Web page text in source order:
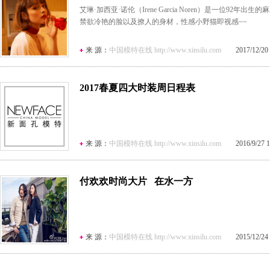
艾琳·加西亚·诺伦（Irene Garcia Noren）是一位92年出生
禁欲冷艳的脸以及撩人的身材，性感小野猫即视感~~
来 源： 中国模特在线 http://www.xinsilu.com 2017/12/20
2017春夏四大时装周日程表
来 源： 中国模特在线 http://www.xinsilu.com 2016/9/27
付欢欢时尚大片 在水一方
来 源： 中国模特在线 http://www.xinsilu.com 2015/12/24